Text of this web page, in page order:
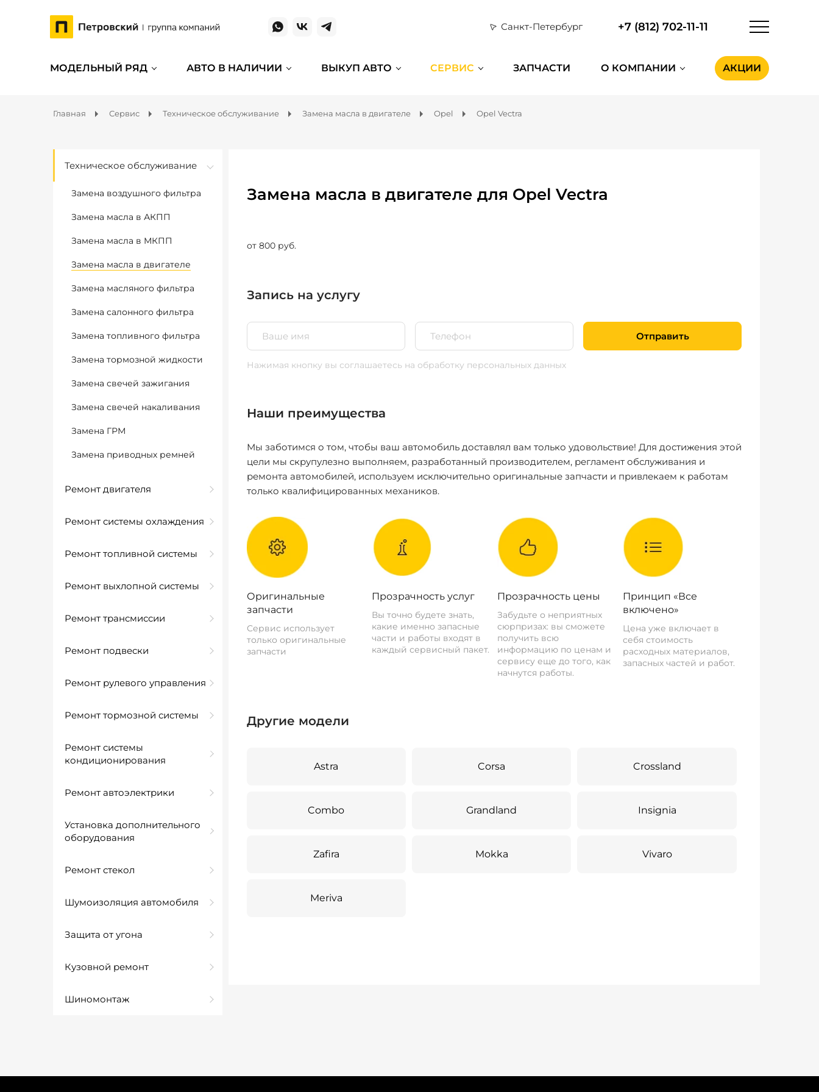
Санкт-Петербург +7 (812) 702-11-11
МОДЕЛЬНЫЙ РЯД АВТО В НАЛИЧИИ ВЫКУП АВТО СЕРВИС ЗАПЧАСТИ О КОМПАНИИ АКЦИИ
Главная Сервис Техническое обслуживание Замена масла в двигателе Opel Opel Vectra
Техническое обслуживание
Замена воздушного фильтра
Замена масла в АКПП
Замена масла в МКПП
Замена масла в двигателе
Замена масляного фильтра
Замена салонного фильтра
Замена топливного фильтра
Замена тормозной жидкости
Замена свечей зажигания
Замена свечей накаливания
Замена ГРМ
Замена приводных ремней
Ремонт двигателя
Ремонт системы охлаждения
Ремонт топливной системы
Ремонт выхлопной системы
Ремонт трансмиссии
Ремонт подвески
Ремонт рулевого управления
Ремонт тормозной системы
Ремонт системы
кондиционирования
Ремонт автоэлектрики
Установка дополнительного
оборудования
Ремонт стекол
Шумоизоляция автомобиля
Защита от угона
Кузовной ремонт
Шиномонтаж
Замена масла в двигателе для Opel Vectra
от 800 руб.
Запись на услугу
Отправить
Нажимая кнопку вы соглашаетесь на обработку персональных данных
Наши преимущества
Мы заботимся о том, чтобы ваш автомобиль доставлял вам только удовольствие! Для достижения этой
цели мы скрупулезно выполняем, разработанный производителем, регламент обслуживания и
ремонта автомобилей, используем исключительно оригинальные запчасти и привлекаем к работам
только квалифицированных механиков.
Оригинальные
запчасти
Сервис использует
только оригинальные
запчасти
Прозрачность услуг
Вы точно будете знать,
какие именно запасные
части и работы входят в
каждый сервисный пакет.
Прозрачность цены
Забудьте о неприятных
сюрпризах: вы сможете
получить всю
информацию по ценам и
сервису еще до того, как
начнутся работы.
Принцип «Все
включено»
Цена уже включает в
себя стоимость
расходных материалов,
запасных частей и работ.
Другие модели
Astra Corsa Crossland
Combo Grandland Insignia
Zafira Mokka Vivaro
Meriva